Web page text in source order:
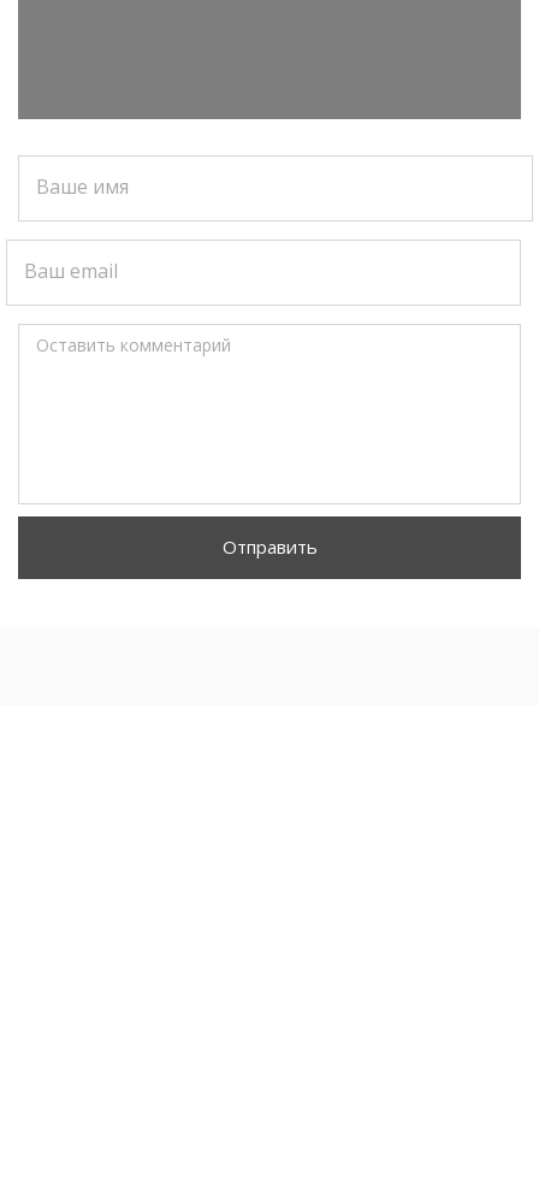
Ваше имя
Ваш email
Оставить комментарий
Отправить